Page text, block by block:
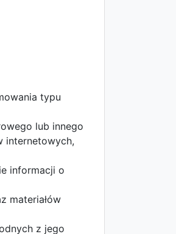
typu
lub innego
internetowych,
informacji o
materiałów
z jego